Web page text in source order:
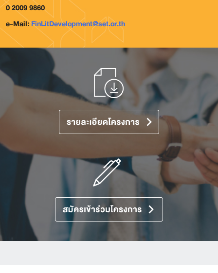
0 2009 9860
e-Mail:FinLitDevelopment@set.or.th